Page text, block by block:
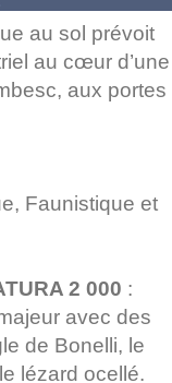
au sol prévoit
au cœur d’une
aux portes
Faunistique et
2 000 :
avec des
de Bonelli, le
lézard ocellé.